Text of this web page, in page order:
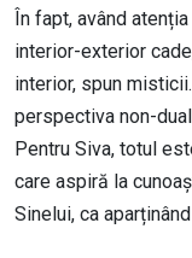
În fapt, având
interior-exterior
interior, spun
perspectiva non-
Pentru Siva, totul
care aspiră la
Sinelui, ca